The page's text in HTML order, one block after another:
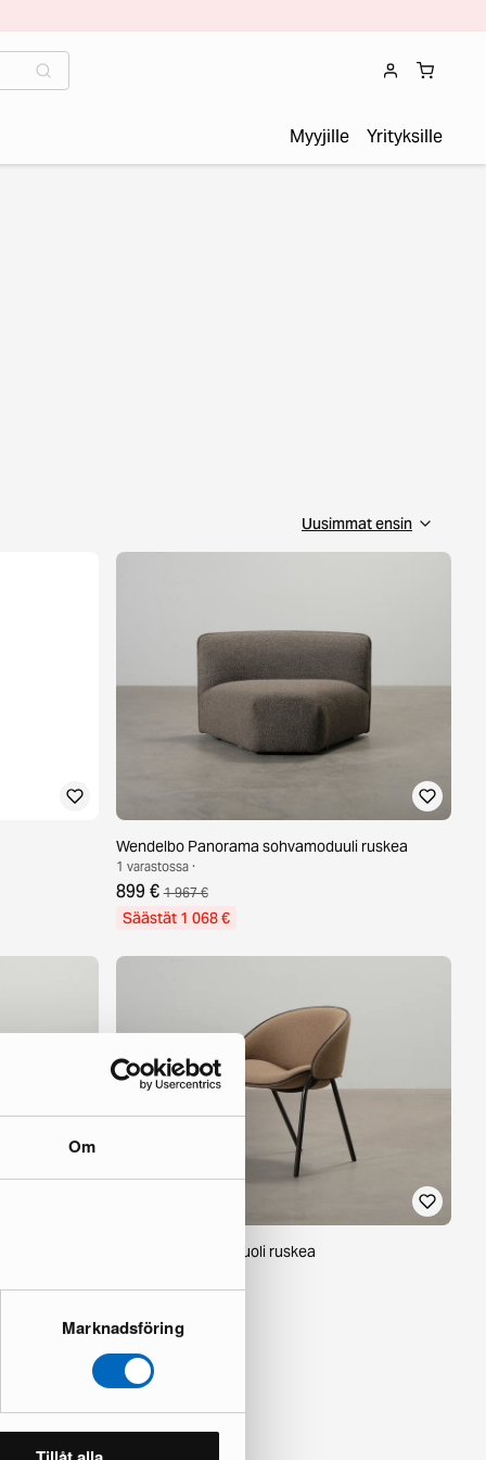
Om
Marknadsföring
Myyjille Yrityksille
Wendelbo Panorama sohvamoduuli ruskea
1 varastossa ·
899 € 1 967 €
Säästät 1 068 €
Wendelbo Folium tuoli ruskea
599 €
Säästät 436 €